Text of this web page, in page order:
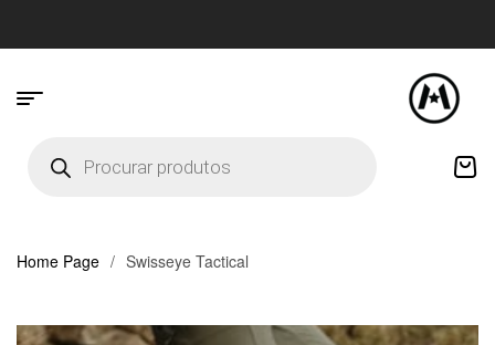
Home Page / Swisseye Tactical